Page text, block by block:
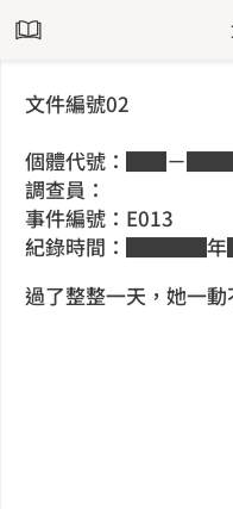
文件編號02
個體代號：██－
調查員：
事件編號：E013
紀錄時間：████
過了整整一天，她一動